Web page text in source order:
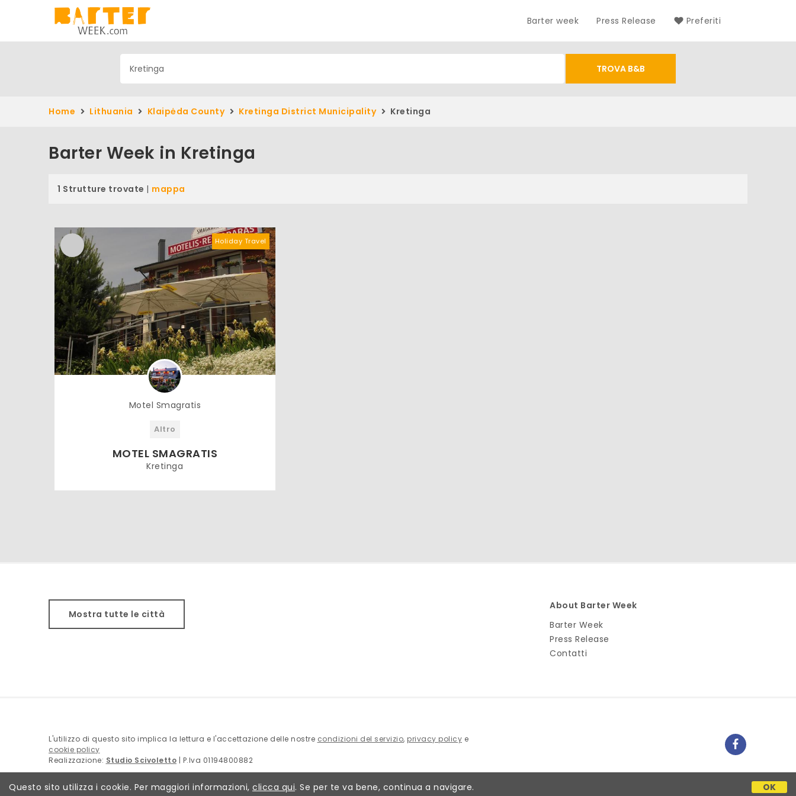
Barter week Press Release Preferiti
Home Lithuania Klaipėda County Kretinga District Municipality Kretinga
Barter Week in Kretinga
1 Strutture trovate | mappa
Motel Smagratis
Altro
MOTEL SMAGRATIS
Kretinga
Holiday Travel
Mostra tutte le città
About Barter Week
Barter Week
Press Release
Contatti
L'utilizzo di questo sito implica la lettura e l'accettazione delle nostre condizioni del servizio, privacy policy e
cookie policy
Realizzazione: Studio Scivoletto | P.Iva 01194800882
Questo sito utilizza i cookie. Per maggiori informazioni, clicca qui. Se per te va bene, continua a navigare. OK